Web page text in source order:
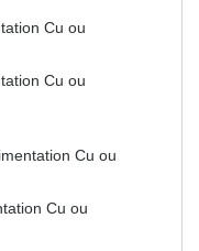
Cu ou
Cu ou
Cu ou
Cu ou